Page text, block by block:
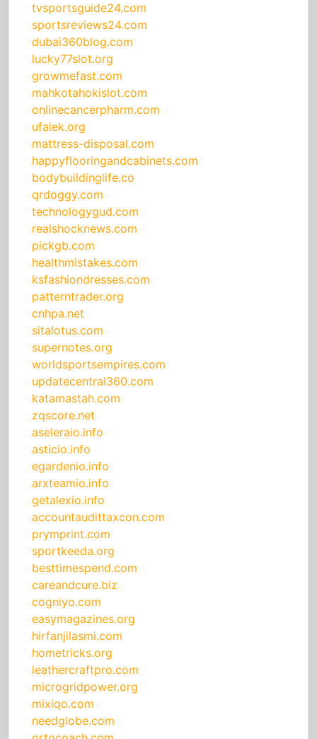
tvsportsguide24.com
sportsreviews24.com
dubai360blog.com
lucky77slot.org
growmefast.com
mahkotahokislot.com
onlinecancerpharm.com
ufalek.org
mattress-disposal.com
happyflooringandcabinets.com
bodybuildinglife.co
qrdoggy.com
technologygud.com
realshocknews.com
pickgb.com
healthmistakes.com
ksfashiondresses.com
patterntrader.org
cnhpa.net
sitalotus.com
supernotes.org
worldsportsempires.com
updatecentral360.com
katamastah.com
zqscore.net
aseleraio.info
asticio.info
egardenio.info
arxteamio.info
getalexio.info
accountaudittaxcon.com
prymprint.com
sportkeeda.org
besttimespend.com
careandcure.biz
cogniyo.com
easymagazines.org
hirfanjilasmi.com
hometricks.org
leathercraftpro.com
microgridpower.org
mixiqo.com
needglobe.com